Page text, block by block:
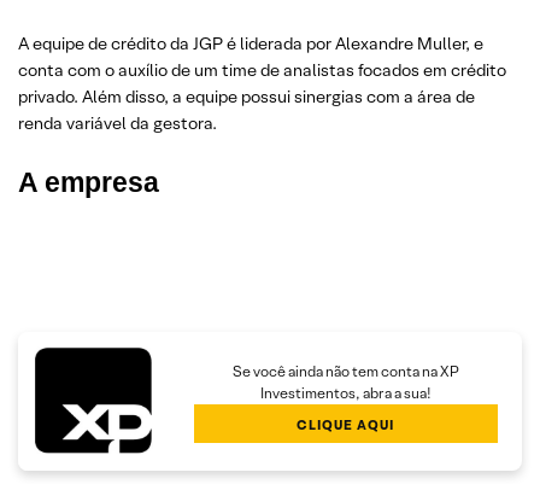
A equipe de crédito da JGP é liderada por Alexandre Muller, e
conta com o auxílio de um time de analistas focados em crédito
privado. Além disso, a equipe possui sinergias com a área de
renda variável da gestora.
A empresa
Se você ainda não tem conta na XP
Investimentos, abra a sua!
CLIQUE AQUI